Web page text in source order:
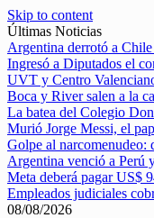
Skip to content
Últimas Noticias
Argentina derrotó a
Ingresó a Diputados el
UVT y Centro
Boca y River salen a la
La batea del Colegio
Murió Jorge Messi, el
Golpe al narcomenudeo:
Argentina venció a Perú
Meta deberá pagar US$
Empleados judiciales
08/08/2026